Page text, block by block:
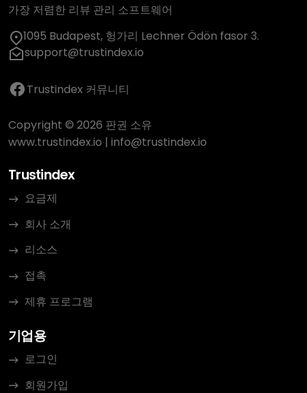
가장 저렴한 리뷰 관리 소프트웨어
1095 Budapest, 헝가리 Lechner Ödön fasor 3.
support@trustindex.io
Trustindex 커뮤니티
Copyright © 2026 판권 소유
www.trustindex.io | info@trustindex.io
Trustindex
요금제
회사 소개
리소스
접촉
제휴 프로그램
기업용
로그인
회원가입